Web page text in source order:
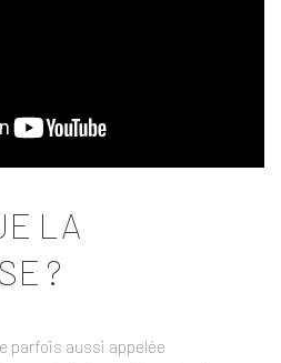
LA
?
parfois aussi appelée